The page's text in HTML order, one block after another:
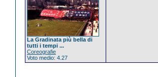
La Gradinata più bella di
tutti i tempi ...
Coreografie
Voto medio: 4.27